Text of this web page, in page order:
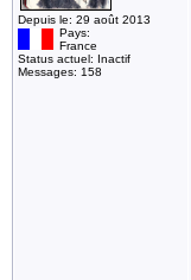
Depuis le: 29 août 2013
Pays:
France
Status actuel: Inactif
Messages: 158